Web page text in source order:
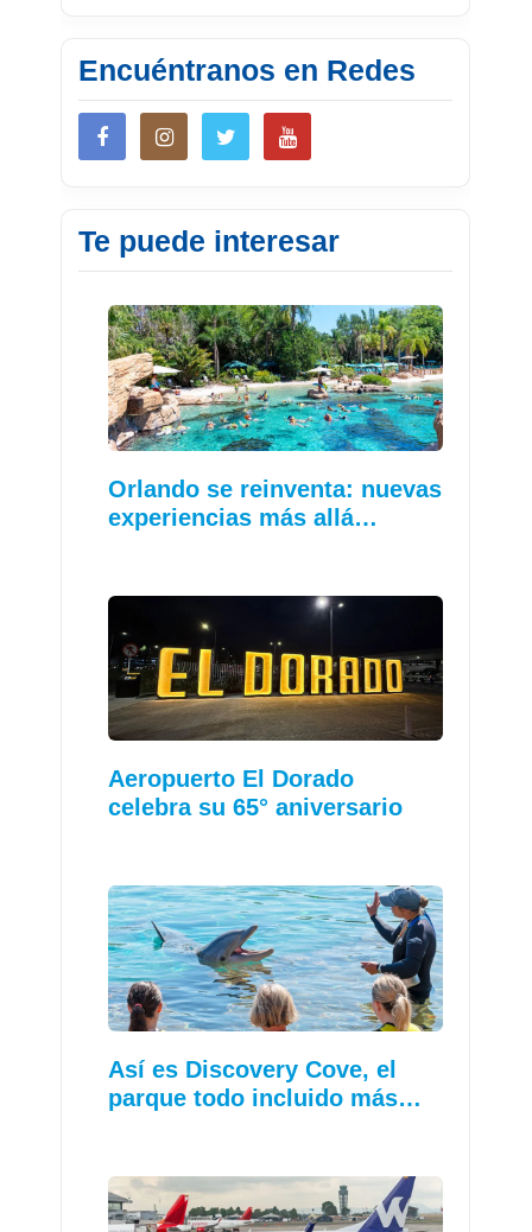
Encuéntranos en Redes
Te puede interesar
Orlando se reinventa: nuevas
experiencias más allá…
Aeropuerto El Dorado
celebra su 65° aniversario
Así es Discovery Cove, el
parque todo incluido más…